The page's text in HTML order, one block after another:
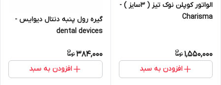
الواتور کوپلن نوک تیز ( ۳سایز ) -
Charisma
1,550,000
افزودن به سبد
گیره رول پنبه دنتال دیوایس -
dental devices
384,000
افزودن به سبد